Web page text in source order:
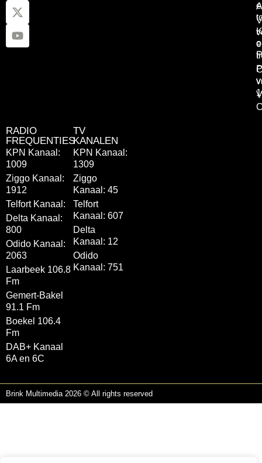
RADIO
FREQUENTIES
KPN Kanaal:
1009
Ziggo Kanaal:
1912
Telfort Kanaal:
Delta Kanaal:
800
Odido Kanaal:
2063
Laarbeek 106.8
Fm
Gemert-Bakel
91.1 Fm
Boekel 106.4
Fm
DAB+ Kanaal
6A en 6C
TV
KANALEN
KPN Kanaal:
1309
Ziggo
Kanaal: 45
Telfort
Kanaal: 607
Delta
Kanaal: 12
Odido
Kanaal: 751
Brink Multimedia 2026 © All rights reserved